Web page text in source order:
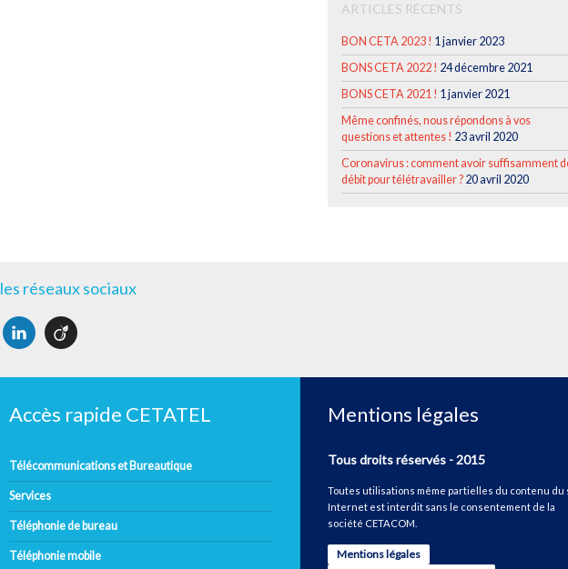
ARTICLES RÉCENTS
BON CETA 2023 ! 1 janvier 2023
BONS CETA 2022 ! 24 décembre 2021
BONS CETA 2021 ! 1 janvier 2021
Même confinés, nous répondons à vos
questions et attentes ! 23 avril 2020
Coronavirus : comment avoir suffisamment
débit pour télétravailler ? 20 avril 2020
réseaux sociaux
Google+LinkedIn
Accès rapide CETATEL
Télécommunications et Bureautique
Services
Téléphonie de bureau
Téléphonie mobile
Mentions légales
Tous droits réservés - 2015
Toutes utilisations même partielles du contenu du
Internet est interdit sans le consentement de la
société CETACOM.
Mentions légales